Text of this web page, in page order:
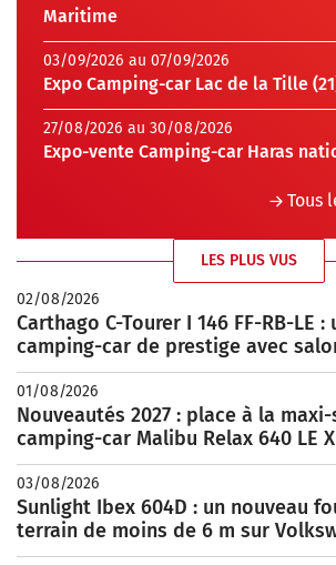
Maritime
03/09/2026 au 07/09/2026
Expo Camping-car Lac de la Tille
27/08/2026 au 30/08/2026
Expo-vente Camping-car Haras
Tous
LES PLUS VUS
02/08/2026
Carthago C-Tourer I 146 FF-RB-LE :
camping-car de prestige avec
01/08/2026
Nouveautés 2027 : place à la
camping-car Malibu Relax 640 LE
03/08/2026
Sunlight Ibex 604D : un nouveau
terrain de moins de 6 m sur